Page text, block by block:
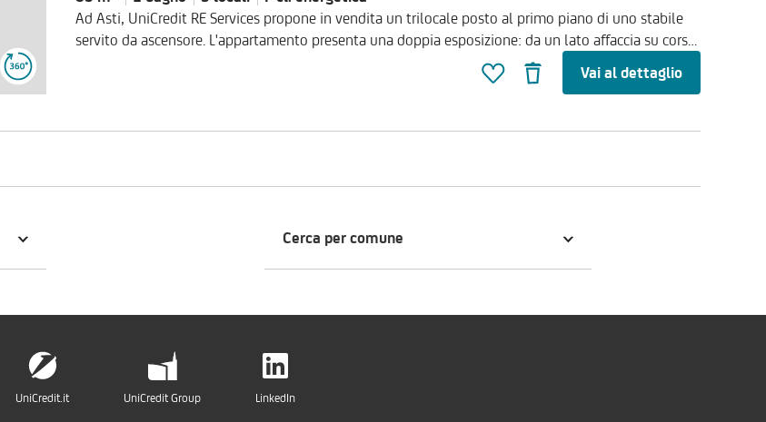
Ad Asti, UniCredit RE Services propone in vendita un trilocale posto al primo piano di uno stabile
servito da ascensore. L'appartamento presenta una doppia esposizione: da un lato affaccia su corso
Torino, una delle vie di accesso più ricercate e comode della città e dall’altro, sul tranquillo cortile
generose dimensioni con vasca e boiler elettrico. Completa la proposta la possibilità di acquistare
locato con ottima resa mensile, rappresentando una valida opportunità sia come investimento a
proposta commerciale personalizzata sulle vostre esigenze, è possibile chiamare il numero verde di
Vai al dettaglio
Cerca per comune
UniCredit.it UniCredit Group LinkedIn